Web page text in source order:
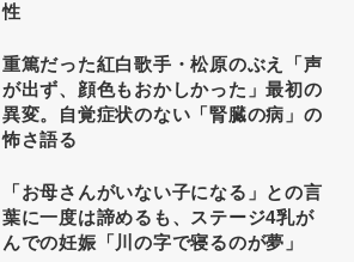
性
重篤だった紅白歌手・松原のぶえ「声
が出ず、顔色もおかしかった」最初の
異変。自覚症状のない「腎臓の病」の
怖さ語る
「お母さんがいない子になる」との言
葉に一度は諦めるも、ステージ4乳が
んでの妊娠「川の字で寝るのが夢」